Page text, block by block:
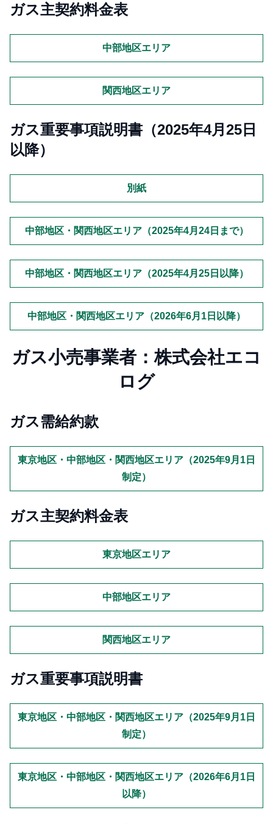
ガス主契約料金表
中部地区エリア
関西地区エリア
ガス重要事項説明書（2025年4月25日
以降）
別紙
中部地区・関西地区エリア（2025年4月24日まで）
中部地区・関西地区エリア（2025年4月25日以降）
中部地区・関西地区エリア（2026年6月1日以降）
ガス小売事業者：株式会社エコ
ログ
ガス需給約款
東京地区・中部地区・関西地区エリア（2025年9月1日
制定）
ガス主契約料金表
東京地区エリア
中部地区エリア
関西地区エリア
ガス重要事項説明書
東京地区・中部地区・関西地区エリア（2025年9月1日
制定）
東京地区・中部地区・関西地区エリア（2026年6月1日
以降）